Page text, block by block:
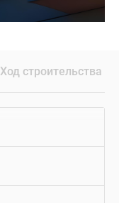
Ход строительства